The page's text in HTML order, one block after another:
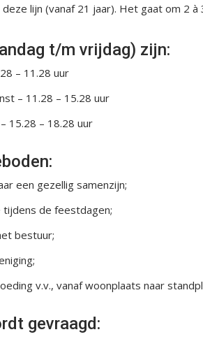
lijn (vanaf 21 jaar). Het gaat om 2
t/m vrijdag) zijn:
– 11.28 uur
– 11.28 – 15.28 uur
15.28 – 18.28 uur
een gezellig samenzijn;
de feestdagen;
bestuur;
v.v., vanaf woonplaats naar
gevraagd: